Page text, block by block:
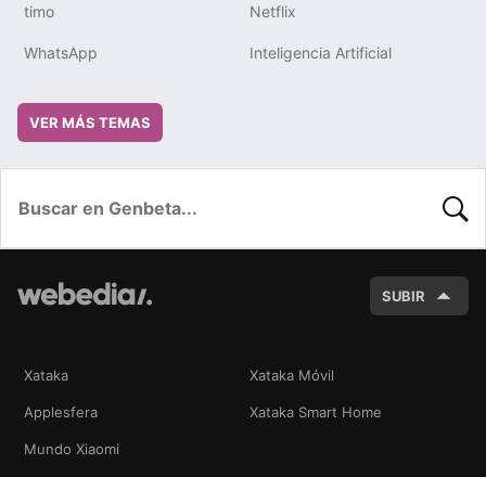
timo Netflix
WhatsApp Inteligencia Artificial
VER MÁS TEMAS
SUBIR
Xataka Xataka Móvil
Applesfera Xataka Smart Home
Mundo Xiaomi